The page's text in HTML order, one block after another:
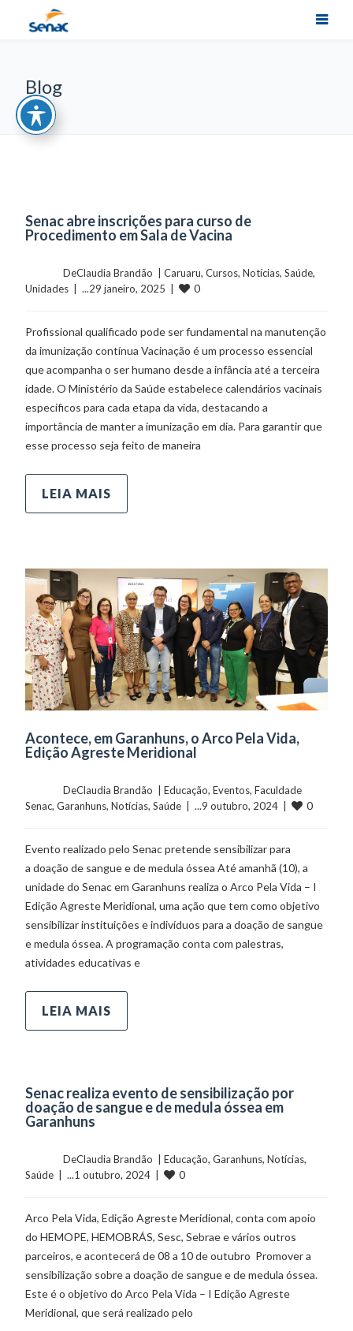
Blog
Senac abre inscrições para curso de
Procedimento em Sala de Vacina
	    	DeClaudia Brandão  |
Caruaru, Cursos, Notícias, Saúde
Unidades
  |  ...29 janeiro, 2025  |
0
Profissional qualificado pode ser fundamental na manutenção
da imunização contínua Vacinação é um processo essencial
que acompanha o ser humano desde a infância até a terceira
idade. O Ministério da Saúde estabelece calendários vacinais
específicos para cada etapa da vida, destacando a
importância de manter a imunização em dia. Para garantir que
esse processo seja feito de maneira
LEIA MAIS
Acontece, em Garanhuns, o Arco Pela Vida,
Edição Agreste Meridional
	    	DeClaudia Brandão  |
Educação, Eventos, Faculdade
Senac, Garanhuns, Notícias, Saúde
  |  ...9 outubro, 2024  |
0
Evento realizado pelo Senac pretende sensibilizar para
a doação de sangue e de medula óssea Até amanhã (10), a
unidade do Senac em Garanhuns realiza o Arco Pela Vida – I
Edição Agreste Meridional, uma ação que tem como objetivo
sensibilizar instituições e indivíduos para a doação de sangue
e medula óssea. A programação conta com palestras,
atividades educativas e
LEIA MAIS
Senac realiza evento de sensibilização por
doação de sangue e de medula óssea em
Garanhuns
	    	DeClaudia Brandão  |
Educação, Garanhuns, Notícias
Saúde
  |  ...1 outubro, 2024  |
0
Arco Pela Vida, Edição Agreste Meridional, conta com apoio
do HEMOPE, HEMOBRÁS, Sesc, Sebrae e vários outros
parceiros, e acontecerá de 08 a 10 de outubro Promover a
sensibilização sobre a doação de sangue e de medula óssea.
Este é o objetivo do Arco Pela Vida – I Edição Agreste
Meridional, que será realizado pelo